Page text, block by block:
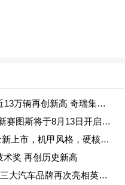
单月出口首破20万辆、新能源近13万辆再创新高 奇瑞集团7月销量27.7万辆 同比增长23.3%
全球明星SUV正式亮相 起亚全新赛图斯将于8月13日开启预售
一汽丰田普拉多WALD沃德版全新上市，机甲风格，硬核来袭！
术奖 再创历史新高
腾势Z全球首发！比亚迪携旗下三大汽车品牌再次亮相英国古德伍德速度节